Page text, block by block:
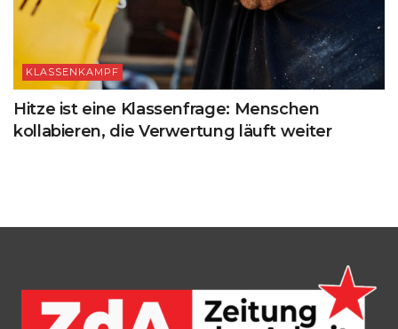
KLASSENKAMPF
Hitze ist eine Klassenfrage: Menschen
kollabieren, die Verwertung läuft weiter